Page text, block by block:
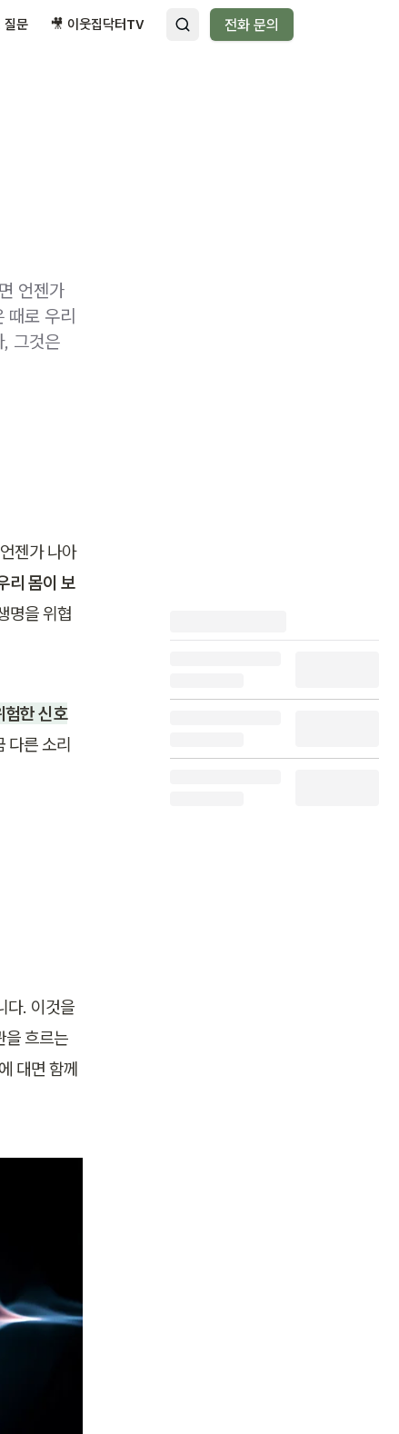
문 🎥 이웃집닥터TV 전화 문의
언젠가
때로 우리
그것은
젠가 나아
리 몸이 보
명을 위협
험한 신호
다른 소리
을 흐르는
대면 함께